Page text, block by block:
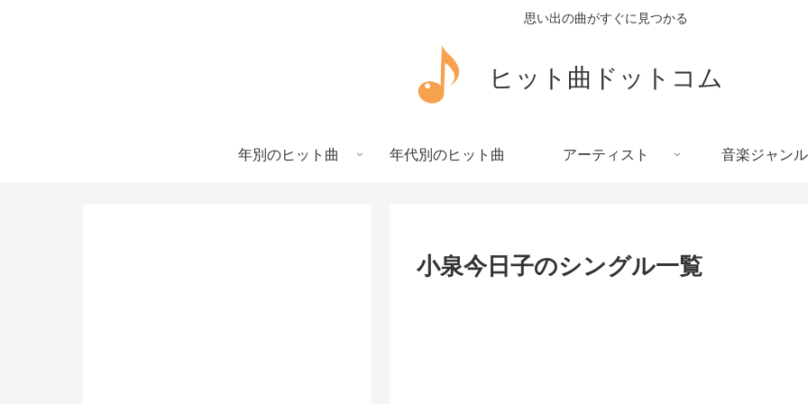
思い出の曲がすぐに見つかる
ヒット曲ドットコム
年別のヒット曲 年代別のヒット曲 アーティスト 音楽ジャンル
小泉今日子のシングル一覧